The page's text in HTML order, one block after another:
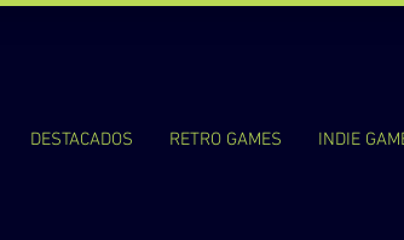
DESTACADOS RETRO GAMES INDIE